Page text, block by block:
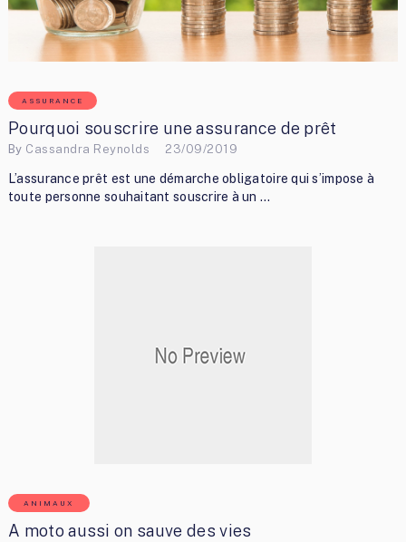
ASSURANCE
Pourquoi souscrire une assurance de prêt
By Cassandra Reynolds 23/09/2019
L’assurance prêt est une démarche obligatoire qui s’impose à
toute personne souhaitant souscrire à un …
ANIMAUX
A moto aussi on sauve des vies